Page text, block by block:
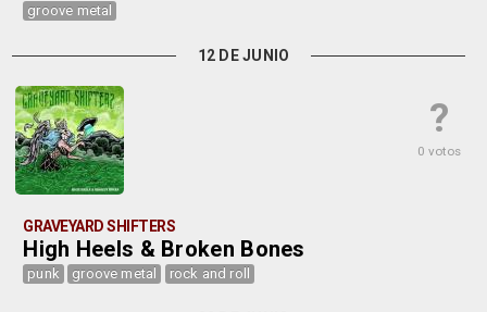
groove metal
12 DE JUNIO
?
0 votos
GRAVEYARD SHIFTERS
High Heels & Broken Bones
punk groove metal rock and roll